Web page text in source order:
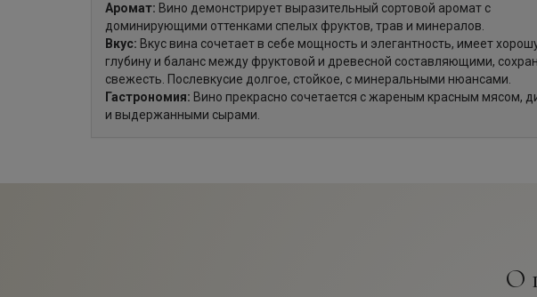
Аромат: Вино демонстрирует выразительный сортовой аромат с
доминирующими оттенками спелых фруктов, трав и минералов.
Вкус: Вкус вина сочетает в себе мощность и элегантность, имеет
глубину и баланс между фруктовой и древесной составляющими,
свежесть. Послевкусие долгое, стойкое, с минеральными нюансами.
Гастрономия: Вино прекрасно сочетается с жареным красным мясом,
и выдержанными сырами.
О